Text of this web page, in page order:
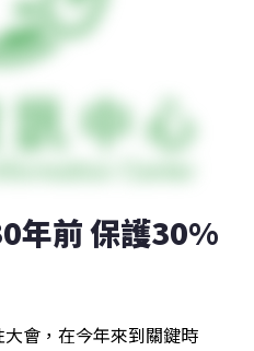
年前 保護30%
會，在今年來到關鍵時